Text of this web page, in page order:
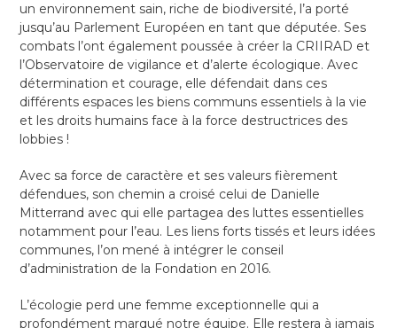
un environnement sain, riche de biodiversité, l’a porté
jusqu’au Parlement Européen en tant que députée. Ses
combats l’ont également poussée à créer la CRIIRAD et
l’Observatoire de vigilance et d’alerte écologique. Avec
détermination et courage, elle défendait dans ces
différents espaces les biens communs essentiels à la vie
et les droits humains face à la force destructrices des
lobbies !
Avec sa force de caractère et ses valeurs fièrement
défendues, son chemin a croisé celui de Danielle
Mitterrand avec qui elle partagea des luttes essentielles
notamment pour l’eau. Les liens forts tissés et leurs idées
communes, l’on mené à intégrer le conseil
d’administration de la Fondation en 2016.
L’écologie perd une femme exceptionnelle qui a
profondément marqué notre équipe. Elle restera à jamais